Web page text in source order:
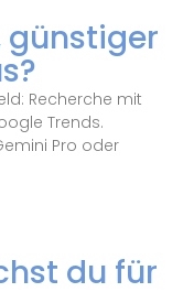
günstiger
Recherche mit
Trends.
Pro oder
du für